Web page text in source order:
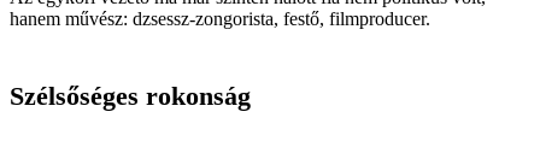
hanem művész: dzsessz-zongorista, festő, filmproducer.
Szélsőséges rokonság